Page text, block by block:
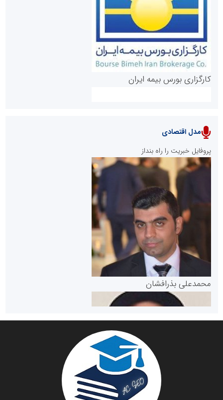
روابط عمومی خبرگزاری گزارش خبر
پایگاه خبری نهضت ملی مسکن
پایگاه خبری گفتمان یزد
کارگزاری بورس بیمه ایران
سازمان بورس و اوراق بهادار
مرجع اخبار موثق در بازارسرمایه
سازمان صنعت،معدن و تجارت
مدل اقتصادی
پروفایل خبریت را راه بنداز
محمدعلی بذرافشان